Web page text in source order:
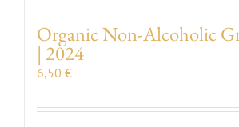
Organic Non-Alcoholic
| 2024
6,50 €